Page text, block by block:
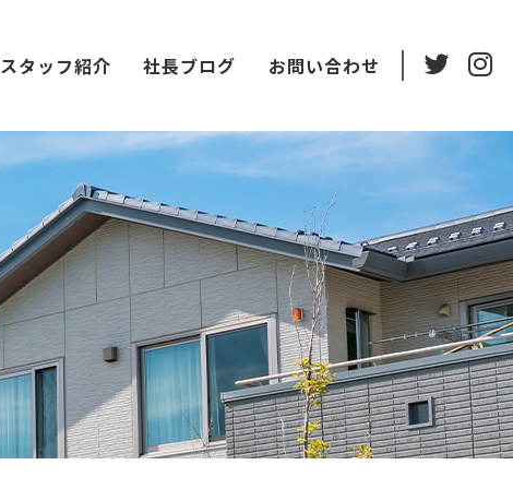
スタッフ紹介 社長ブログ お問い合わせ